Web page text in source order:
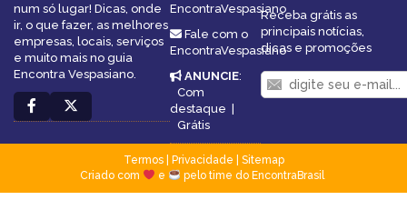
num só lugar! Dicas, onde
ir, o que fazer, as melhores
empresas, locais, serviços
e muito mais no guia
Encontra Vespasiano.
EncontraVespasiano
Fale com o
EncontraVespasiano
ANUNCIE:
Com
destaque |
Grátis
Receba grátis as
principais notícias,
dicas e promoções
Termos| Privacidade
Sitemap
Criado com
e pelo time do EncontraBrasil